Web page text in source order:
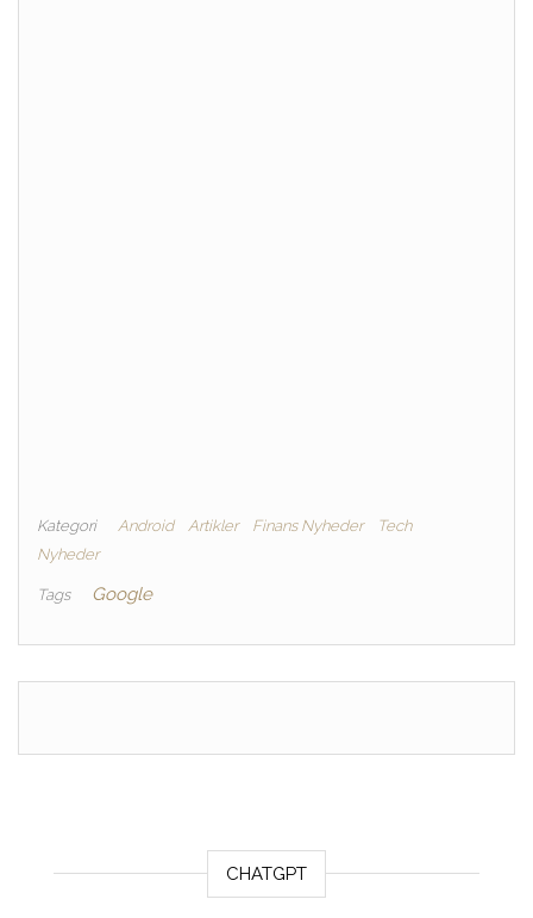
Kategori Android Artikler Finans Nyheder
Tech
Nyheder
Tags Google
CHATGPT